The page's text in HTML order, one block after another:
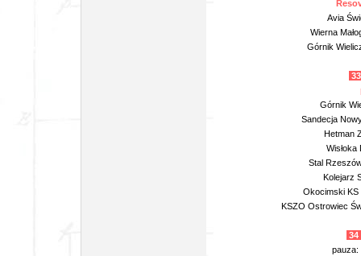
Avia
Wierna
Górnik
Górnik
Sandecja
Hetman
Wisłoka
Stal
Kolejarz
Okocimski KS
KSZO Ostrowiec
34
pauza: